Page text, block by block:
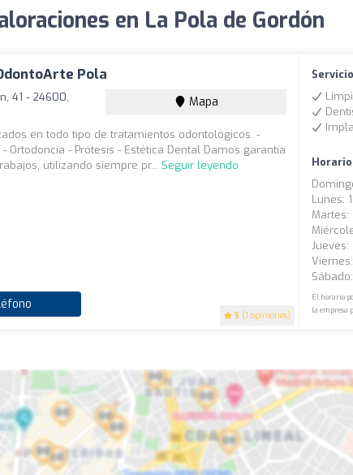
en La Pola de Gordón
Pola
5 (1 opiniones)
41 - 24600,
Mapa
en todo tipo de tratamientos odontológicos. -
Ortodoncia - Prótesis - Estética Dental Damos garantía
utilizando siempre pr... Seguir leyendo
Lunes:
Martes:
Jueves:
El horario
la empresa